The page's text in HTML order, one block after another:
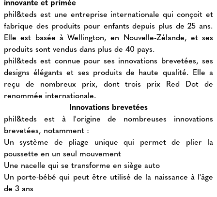
phil&teds est une entreprise internationale qui conçoit et
fabrique des produits pour enfants depuis plus de 25 ans.
Elle est basée à Wellington, en Nouvelle-Zélande, et ses
produits sont vendus dans plus de 40 pays.
phil&teds est connue pour ses innovations brevetées, ses
designs élégants et ses produits de haute qualité. Elle a
reçu de nombreux prix, dont trois prix Red Dot de
renommée internationale.
Innovations brevetées
phil&teds est à l'origine de nombreuses innovations
brevetées, notamment :
Un système de pliage unique qui permet de plier la
poussette en un seul mouvement
Une nacelle qui se transforme en siège auto
Un porte-bébé qui peut être utilisé de la naissance à l'âge
de 3 ans